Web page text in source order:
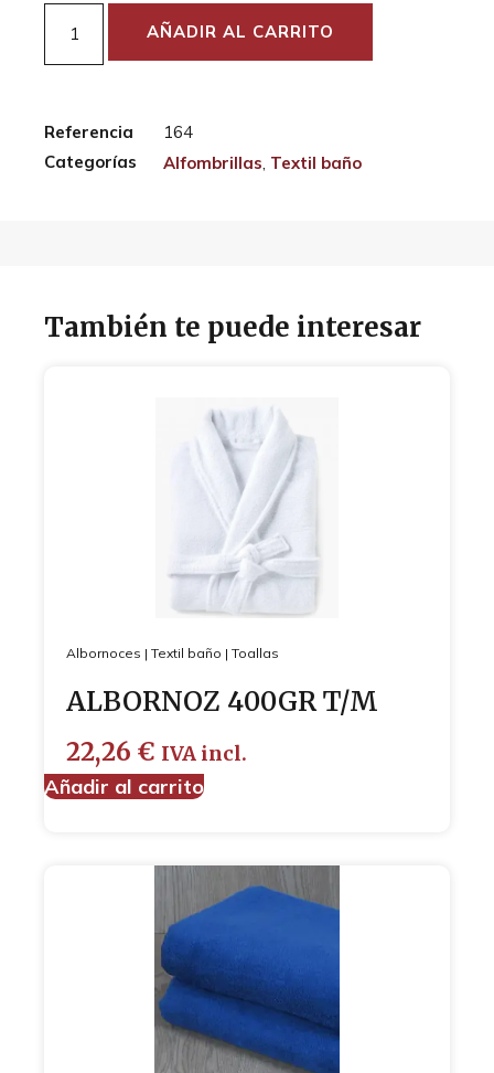
AÑADIR AL CARRITO
Referencia
164
Categorías
Alfombrillas, Textil baño
También te puede interesar
Albornoces | Textil baño | Toallas
ALBORNOZ 400GR T/M
22,26 € IVA incl.
Añadir al carrito